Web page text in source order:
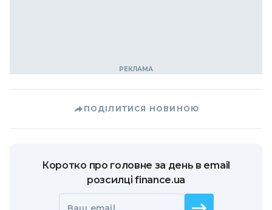
ПОДІЛИТИСЯ НОВИНОЮ
Коротко про головне за день в email
розсилці finance.ua